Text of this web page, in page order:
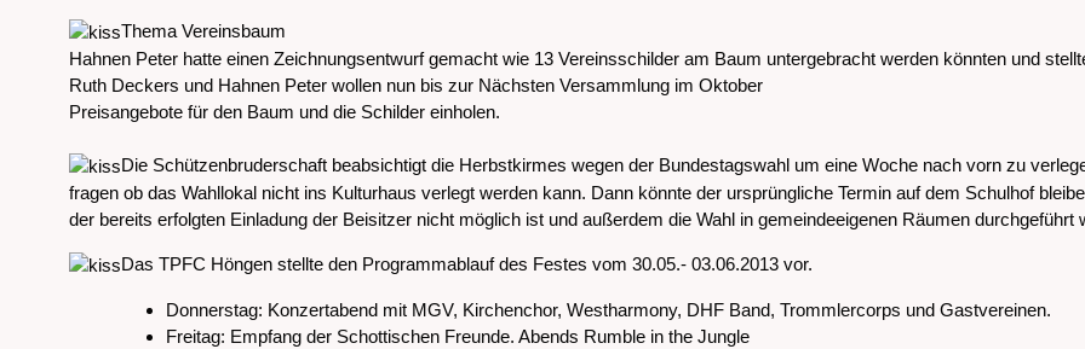
Thema Vereinsbaum
Hahnen Peter hatte einen Zeichnungsentwurf gemacht wie 13 Vereinsschilder am Baum untergebracht werden könnten und
Ruth Deckers und Hahnen Peter wollen nun bis zur Nächsten Versammlung im Oktober
Preisangebote für den Baum und die Schilder einholen.
Die Schützenbruderschaft beabsichtigt die Herbstkirmes wegen der Bundestagswahl um eine Woche nach vorn zu
fragen ob das Wahllokal nicht ins Kulturhaus verlegt werden kann. Dann könnte der ursprüngliche Termin auf dem Schulhof
der bereits erfolgten Einladung der Beisitzer nicht möglich ist und außerdem die Wahl in gemeindeeigenen Räumen durchgeführt
Das TPFC Höngen stellte den Programmablauf des Festes vom 30.05.- 03.06.2013 vor.
Donnerstag: Konzertabend mit MGV, Kirchenchor, Westharmony, DHF Band, Trommlercorps und Gastvereinen.
Freitag: Empfang der Schottischen Freunde. Abends Rumble in the Jungle